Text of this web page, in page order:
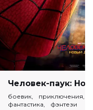
боевик, приключения,
фантастика, фэнтези